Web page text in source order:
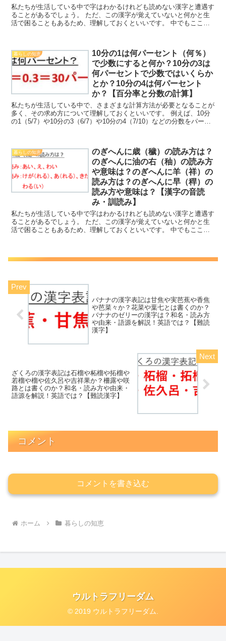
私たちが生活している中で字はわかるけれども読めない漢字と遭遇す
ることがあるでしょう。 ただ、この漢字が覚えていないと何かと生
活で困ることもあるため、理解しておくといいです。 中でもここで
暮らしの知恵
10分の1は何パーセント（何％）
で少数にすると何か？10分の3は
何パーセントで少数ではいくらか
とか？10分の4は何パーセント
か？【百分率と分数の計算】
私たちが生活している中で、さまざまな計算方法が必要となることが
多く、その求め方について理解しておくといいです。 例えば、10分
の1（5/7）や10分の3（6/7）や10分の4（7/10）などの分数をパーセ
暮らしの知恵
のぎへんに歳（穢）の読み方は？
のぎへんに油の右（秞）の読み方
や意味は？のぎへんに羊（祥）の
読み方は？のぎへんに早（稈）の
読み方や意味は？【漢字の音読
み・訓読み】
私たちが生活している中で字はわかるけれども読めない漢字と遭遇す
ることがあるでしょう。 ただ、この漢字が覚えていないと何かと生
活で困ることもあるため、理解しておくといいです。 中でもここで
バナナの漢字表記は甘焦や実芭蕉や香焦
や芭菜々か？花菜や葉七とは書くのか？
バナナのゼリーの漢字は？和名・読み方
や由来・語源を解説！英語では？【難読
漢字】
ざくろの漢字表記は石榴や柘榴や拓榴や
若榴や榴や佐久呂や吉祥果か？柵露や咲
路とは書くのか？和名・読み方や由来・
語源を解説！英語では？【難読漢字】
コメント
コメントを書き込む
ホーム 暮らしの知恵
ウルトラフリーダム
© 2019 ウルトラフリーダム.